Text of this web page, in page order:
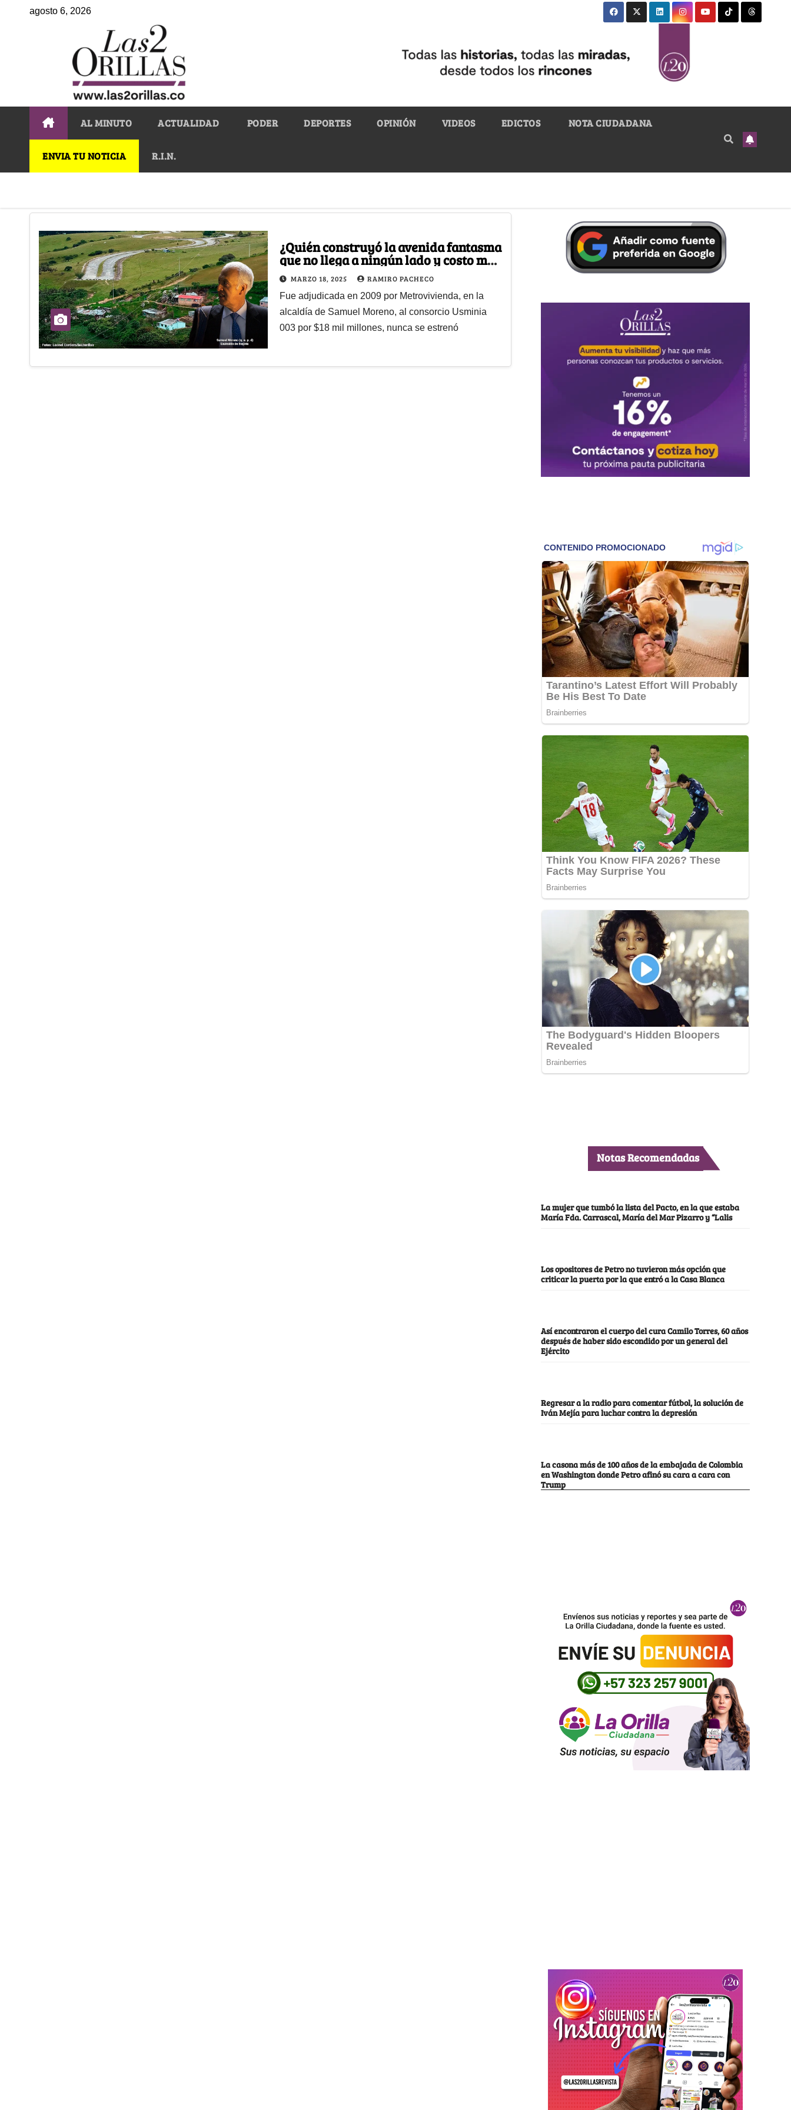
agosto 6, 2026
AL MINUTO ACTUALIDAD PODER DEPORTES OPINIÓN VIDEOS EDICTOS NOTA CIUDADANA
ENVIA TU NOTICIA R.I.N.
¿Quién construyó la avenida fantasma
que no llega a ningún lado y costo más
de 23 mil millones de pesos?
MARZO 18, 2025 RAMIRO PACHECO
Fue adjudicada en 2009 por Metrovivienda, en la
alcaldía de Samuel Moreno, al consorcio Usminia
003 por $18 mil millones, nunca se estrenó
Notas Recomendadas
La mujer que tumbó la lista del Pacto, en la que estaba
María Fda. Carrascal, María del Mar Pizarro y “Lalis
Los opositores de Petro no tuvieron más opción que
criticar la puerta por la que entró a la Casa Blanca
Así encontraron el cuerpo del cura Camilo Torres, 60 años
después de haber sido escondido por un general del
Ejército
Regresar a la radio para comentar fútbol, la solución de
Iván Mejía para luchar contra la depresión
La casona más de 100 años de la embajada de Colombia
en Washington donde Petro afinó su cara a cara con
Trump